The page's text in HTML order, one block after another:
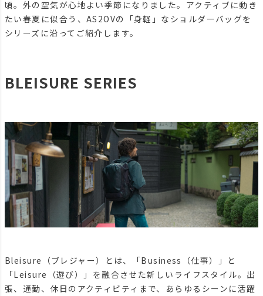
頃。外の空気が心地よい季節になりました。アクティブに動き
たい春夏に似合う、AS2OVの「身軽」なショルダーバッグを
シリーズに沿ってご紹介します。
BLEISURE SERIES
Bleisure（ブレジャー）とは、「Business（仕事）」と
「Leisure（遊び）」を融合させた新しいライフスタイル。出
張、通勤、休日のアクティビティまで、あらゆるシーンに活躍